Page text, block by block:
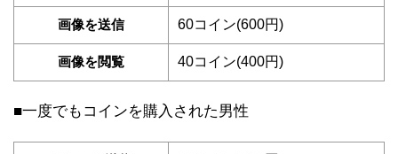
画像を送信 60コイン(600円)
画像を閲覧 40コイン(400円)
■一度でもコインを購入された男性